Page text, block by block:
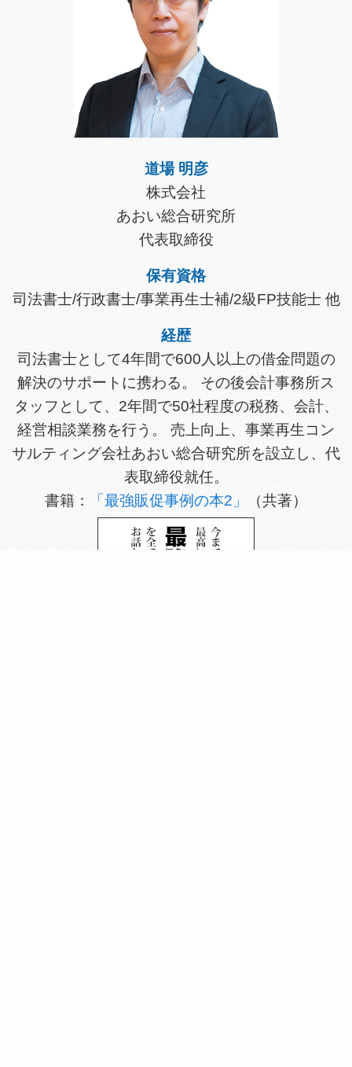
道場 明彦
株式会社
あおい総合研究所
代表取締役
保有資格
司法書士/行政書士/事業再生士補/2級FP技能士 他
経歴
司法書士として4年間で600人以上の借金問題の
解決のサポートに携わる。 その後会計事務所ス
タッフとして、2年間で50社程度の税務、会計、
経営相談業務を行う。 売上向上、事業再生コン
サルティング会社あおい総合研究所を設立し、代
表取締役就任。
書籍：
「最強販促事例の本2」 （共著）